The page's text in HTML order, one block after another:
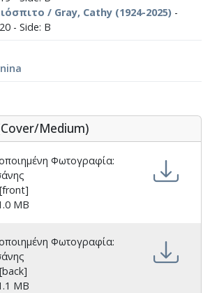
/ Gray, Cathy (1924-2025) -
- Side: Β
Medium)
Φωτογραφία:
MB
Φωτογραφία:
MB